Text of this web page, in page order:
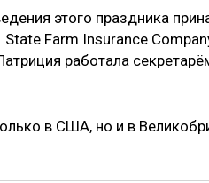
этого праздника
Farm Insurance
работала
в США, но и в